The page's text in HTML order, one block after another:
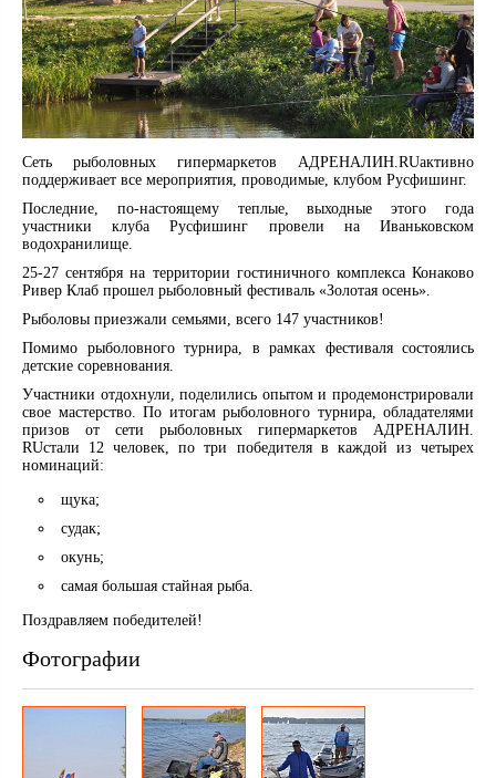
Сеть рыболовных гипермаркетов АДРЕНАЛИН.RUактивно
поддерживает все мероприятия, проводимые, клубом Русфишинг.
Последние, по-настоящему теплые, выходные этого года
участники клуба Русфишинг провели на Иваньковском
водохранилище.
25-27 сентября на территории гостиничного комплекса Конаково
Ривер Клаб прошел рыболовный фестиваль «Золотая осень».
Рыболовы приезжали семьями, всего 147 участников!
Помимо рыболовного турнира, в рамках фестиваля состоялись
детские соревнования.
Участники отдохнули, поделились опытом и продемонстрировали
свое мастерство. По итогам рыболовного турнира, обладателями
призов от сети рыболовных гипермаркетов АДРЕНАЛИН.
RUстали 12 человек, по три победителя в каждой из четырех
номинаций:
щука;
судак;
окунь;
самая большая стайная рыба.
Поздравляем победителей!
Фотографии